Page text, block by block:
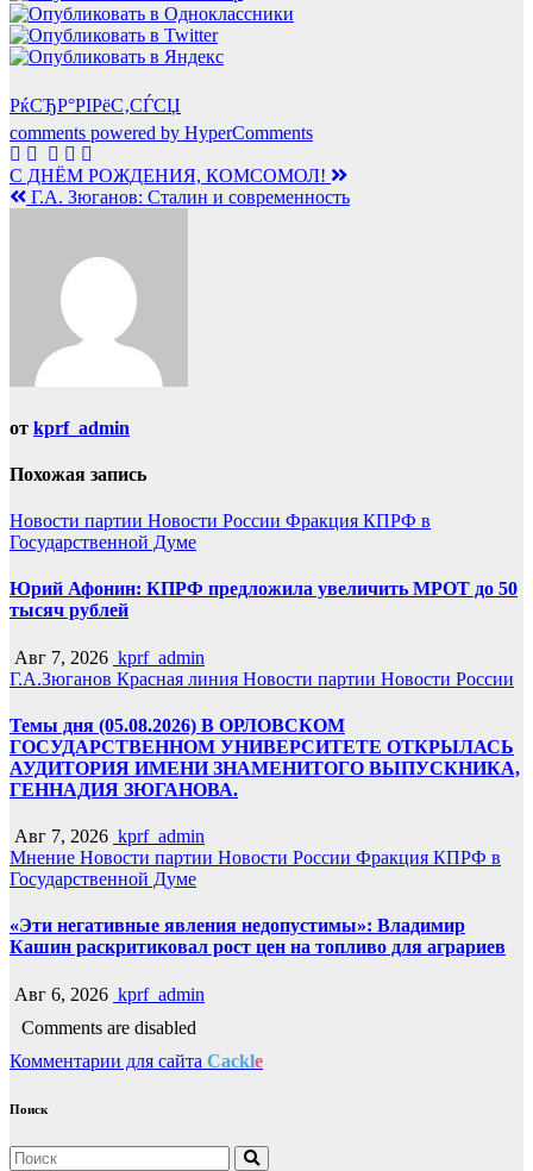
РќСЂР°РІРёС‚СЃСЏ
comments powered by HyperComments
Навигация
по
С ДНЁМ РОЖДЕНИЯ, КОМСОМОЛ!
Г.А. Зюганов: Сталин и современность
от kprf_admin
Похожая запись
Новости партии Новости России Фракция КПРФ в
Государственной Думе
Юрий Афонин: КПРФ предложила увеличить МРОТ до 50
тысяч рублей
Авг 7, 2026 kprf_admin
Г.А.Зюганов Красная линия Новости партии Новости России
Темы дня (05.08.2026) В ОРЛОВСКОМ
ГОСУДАРСТВЕННОМ УНИВЕРСИТЕТЕ ОТКРЫЛАСЬ
АУДИТОРИЯ ИМЕНИ ЗНАМЕНИТОГО ВЫПУСКНИКА,
ГЕННАДИЯ ЗЮГАНОВА.
Авг 7, 2026 kprf_admin
Мнение Новости партии Новости России Фракция КПРФ в
Государственной Думе
«Эти негативные явления недопустимы»: Владимир
Кашин раскритиковал рост цен на топливо для аграриев
Авг 6, 2026 kprf_admin
Comments are disabled
Комментарии для сайта Cackle
Поиск